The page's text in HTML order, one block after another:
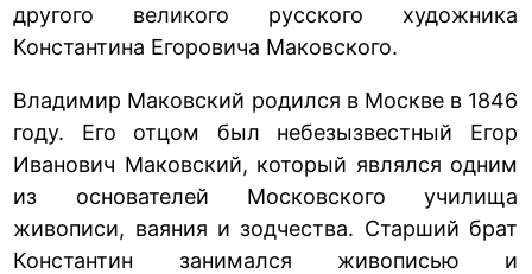
другого великого русского художника
Константина Егоровича Маковского.
Владимир Маковский родился в Москве в 1846
году. Его отцом был небезызвестный Егор
Иванович Маковский, который являлся одним
из основателей Московского училища
живописи, ваяния и зодчества. Старший брат
Константин занимался живописью и